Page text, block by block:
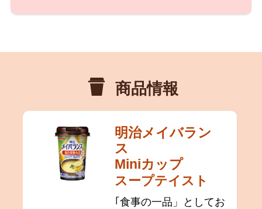
商品情報
明治メイバラン
ス
Miniカップ
スープテイスト
｢食事の一品」としてお